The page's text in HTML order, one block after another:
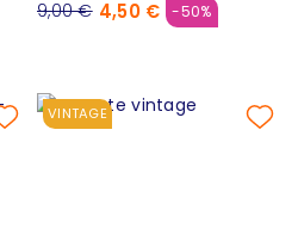
9,00 € 4,50 € -50%
VINTAGE